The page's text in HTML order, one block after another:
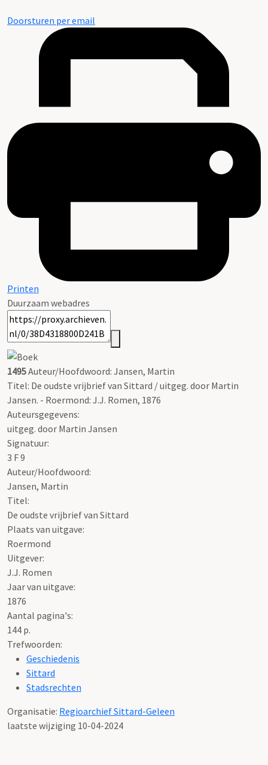
Doorsturen per email
Printen
Duurzaam webadres
1495Auteur/Hoofdwoord: Jansen, Martin
Titel: De oudste vrijbrief van Sittard / uitgeg. door Martin
Jansen. - Roermond: J.J. Romen, 1876
Auteursgegevens:
uitgeg. door Martin Jansen
Signatuur:
3 F 9
Auteur/Hoofdwoord:
Jansen, Martin
Titel:
De oudste vrijbrief van Sittard
Plaats van uitgave:
Roermond
Uitgever:
J.J. Romen
Jaar van uitgave:
1876
Aantal pagina's:
144 p.
Trefwoorden:
Geschiedenis
Sittard
Stadsrechten
Organisatie: Regioarchief Sittard-Geleen
laatste wijziging 10-04-2024